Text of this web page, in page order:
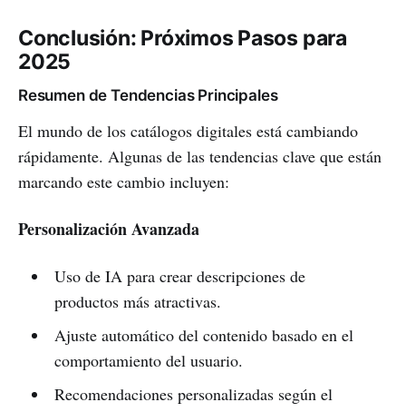
Conclusión: Próximos Pasos para
2025
Resumen de Tendencias Principales
El mundo de los catálogos digitales está cambiando
rápidamente. Algunas de las tendencias clave que están
marcando este cambio incluyen:
Personalización Avanzada
Uso de IA para crear descripciones de
productos más atractivas.
Ajuste automático del contenido basado en el
comportamiento del usuario.
Recomendaciones personalizadas según el